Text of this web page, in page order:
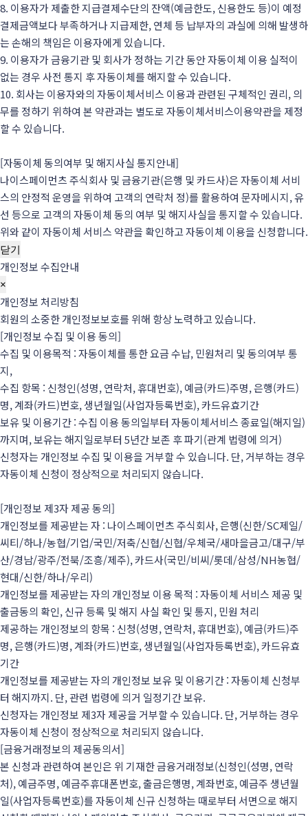
8. 이용자가 제출한 지급결제수단의 잔액(예금한도, 신용한도 등)이 예정
결제금액보다 부족하거나 지급제한, 연체 등 납부자의 과실에 의해 발생하
는 손해의 책임은 이용자에게 있습니다.
9. 이용자가 금융기관 및 회사가 정하는 기간 동안 자동이체 이용 실적이
없는 경우 사전 통지 후 자동이체를 해지할 수 있습니다.
10. 회사는 이용자와의 자동이체서비스 이용과 관련된 구체적인 권리, 의
무를 정하기 위하여 본 약관과는 별도로 자동이체서비스이용약관을 제정
할 수 있습니다.
[자동이체 동의여부 및 해지사실 통지안내]
나이스페이먼츠 주식회사 및 금융기관(은행 및 카드사)은 자동이체 서비
스의 안정적 운영을 위하여 고객의 연락처 정)를 활용하여 문자메시지, 유
선 등으로 고객의 자동이체 동의 여부 및 해지사실을 통지할 수 있습니다.
위와 같이 자동이체 서비스 약관을 확인하고 자동이체 이용을 신청합니다.
닫기
개인정보 수집안내
×
개인정보 처리방침
회원의 소중한 개인정보보호를 위해 항상 노력하고 있습니다.
[개인정보 수집 및 이용 동의]
수집 및 이용목적 : 자동이체를 통한 요금 수납, 민원처리 및 동의여부 통
지,
수집 항목 : 신청인(성명, 연락처, 휴대번호), 예금(카드)주명, 은행(카드)
명, 계좌(카드)번호, 생년월일(사업자등록번호), 카드유효기간
보유 및 이용기간 : 수집 이용 동의일부터 자동이체서비스 종료일(해지일)
까지며, 보유는 해지일로부터 5년간 보존 후 파기(관계 법령에 의거)
신청자는 개인정보 수집 및 이용을 거부할 수 있습니다. 단, 거부하는 경우
자동이체 신청이 정상적으로 처리되지 않습니다.
[개인정보 제3자 제공 동의]
개인정보를 제공받는 자 : 나이스페이먼츠 주식회사, 은행(신한/SC제일/
씨티/하나/농협/기업/국민/저축/신협/신협/우체국/새마을금고/대구/부
산/경남/광주/전북/조흥/제주), 카드사(국민/비씨/롯데/삼성/NH농협/
현대/신한/하나/우리)
개인정보를 제공받는 자의 개인정보 이용 목적 : 자동이체 서비스 제공 및
출금동의 확인, 신규 등록 및 해지 사실 확인 및 통지, 민원 처리
제공하는 개인정보의 항목 : 신청(성명, 연락처, 휴대번호), 예금(카드)주
명, 은행(카드)명, 계좌(카드)번호, 생년월일(사업자등록번호), 카드유효
기간
개인정보를 제공받는 자의 개인정보 보유 및 이용기간 : 자동이체 신청부
터 해지까지. 단, 관련 법령에 의거 일정기간 보유.
신청자는 개인정보 제3자 제공을 거부할 수 있습니다. 단, 거부하는 경우
자동이체 신청이 정상적으로 처리되지 않습니다.
[금융거래정보의 제공동의서]
본 신청과 관련하여 본인은 위 기재한 금융거래정보(신청인(성명, 연락
처), 예금주명, 예금주휴대폰번호, 출금은행명, 계좌번호, 예금주 생년월
일(사업자등록번호)를 자동이체 신규 신청하는 때로부터 서면으로 해지